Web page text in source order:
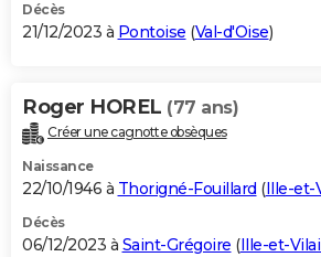
Décès
21/12/2023 à Pontoise (Val-d'Oise)
Roger HOREL (77 ans)
Créer une cagnotte obsèques
Naissance
22/10/1946 à Thorigné-Fouillard (Ille-et-
Décès
06/12/2023 à Saint-Grégoire (Ille-et-